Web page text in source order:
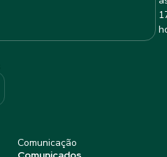
Comunicação